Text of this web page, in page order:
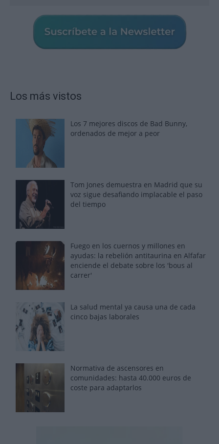
Los más vistos
Los 7 mejores discos de Bad Bunny,
ordenados de mejor a peor
Tom Jones demuestra en Madrid que su
voz sigue desafiando implacable el paso
del tiempo
Fuego en los cuernos y millones en
ayudas: la rebelión antitaurina en Alfafar
enciende el debate sobre los 'bous al
carrer'
La salud mental ya causa una de cada
cinco bajas laborales
Normativa de ascensores en
comunidades: hasta 40.000 euros de
coste para adaptarlos